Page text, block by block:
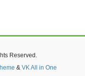
Reserved.
& VK All in One